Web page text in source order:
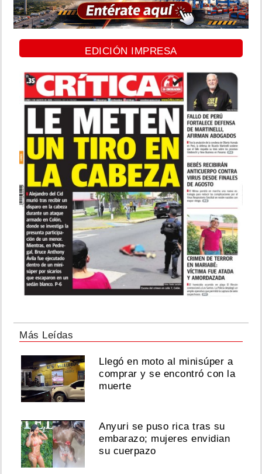
EDICIÓN IMPRESA
Más Leídas
Llegó en moto al minisúper a
comprar y se encontró con la
muerte
Anyuri se puso rica tras su
embarazo; mujeres envidian
su cuerpazo